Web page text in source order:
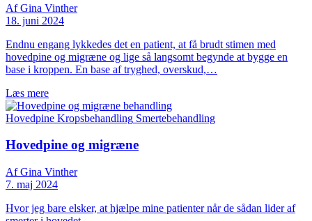
Af Gina Vinther
18. juni 2024
Endnu engang lykkedes det en patient, at få brudt stimen med
hovedpine og migræne og lige så langsomt begynde at bygge en
base i kroppen. En base af tryghed, overskud,…
Læs mere
Hovedpine Kropsbehandling Smertebehandling
Hovedpine og migræne
Af Gina Vinther
7. maj 2024
Hvor jeg bare elsker, at hjælpe mine patienter når de sådan lider af